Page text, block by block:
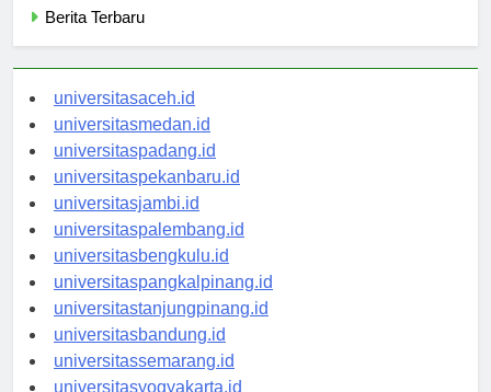
universitasaceh.id
universitasmedan.id
universitaspadang.id
universitaspekanbaru.id
universitasjambi.id
universitaspalembang.id
universitasbengkulu.id
universitaspangkalpinang.id
universitastanjungpinang.id
universitasbandung.id
universitassemarang.id